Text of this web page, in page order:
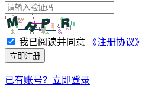
我已阅读并同意 《注册协议》
立即注册
已有账号？立即登录